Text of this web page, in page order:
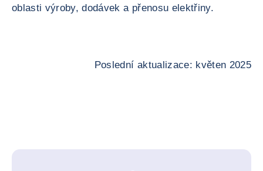
oblasti výroby, dodávek a přenosu elektřiny.
Poslední aktualizace: květen 2025